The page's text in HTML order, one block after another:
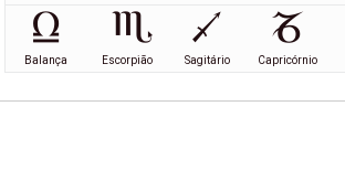
Balança Escorpião Sagitário Capricórnio